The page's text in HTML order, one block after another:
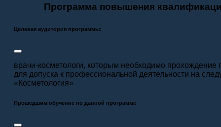
Программа повышения
Целевая аудитория программы:
врачи-косметологи, которым необходимо прохождение
для допуска к профессиональной деятельности на
«Косметология»
Прошедшим обучение по данной программе